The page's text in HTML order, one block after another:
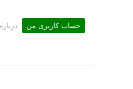
حساب کاربری من